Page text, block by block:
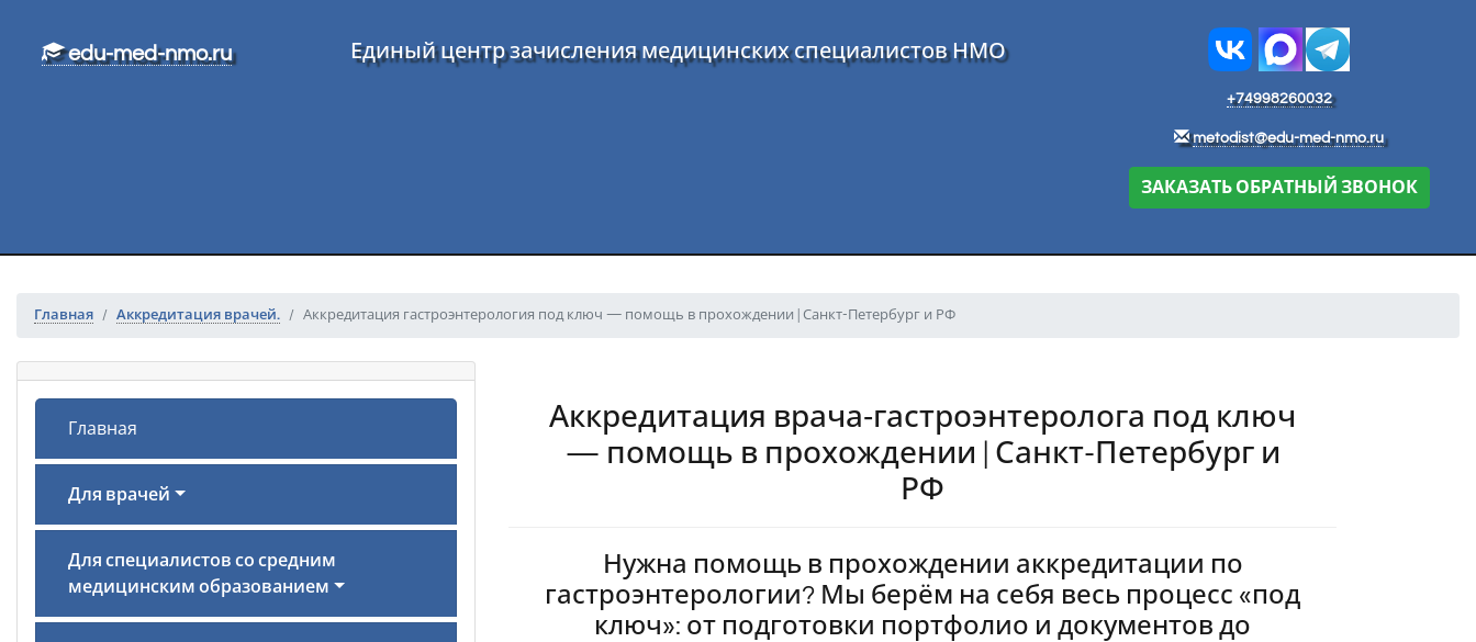
edu-med-nmo.ru Единый центр зачисления медицинских специалистов НМО
+74998260032
metodist@edu-med-nmo.ru
ЗАКАЗАТЬ ОБРАТНЫЙ ЗВОНОК
Главная Аккредитация врачей. Аккредитация гастроэнтерология под ключ — помощь в прохождении | Санкт-Петербург и РФ
Главная
Для врачей
Для специалистов со средним
медицинским образованием
Аккредитация врача‑гастроэнтеролога под ключ
— помощь в прохождении | Санкт-Петербург и
РФ
Нужна помощь в прохождении аккредитации по
гастроэнтерологии? Мы берём на себя весь процесс «под
ключ»: от подготовки портфолио и документов до